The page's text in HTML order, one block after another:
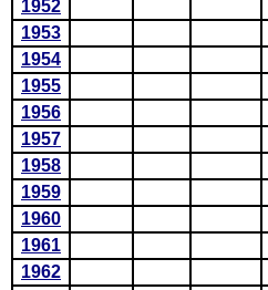
1952
1953
1954
1955
1956
1957
1958
1959
1960
1961
1962